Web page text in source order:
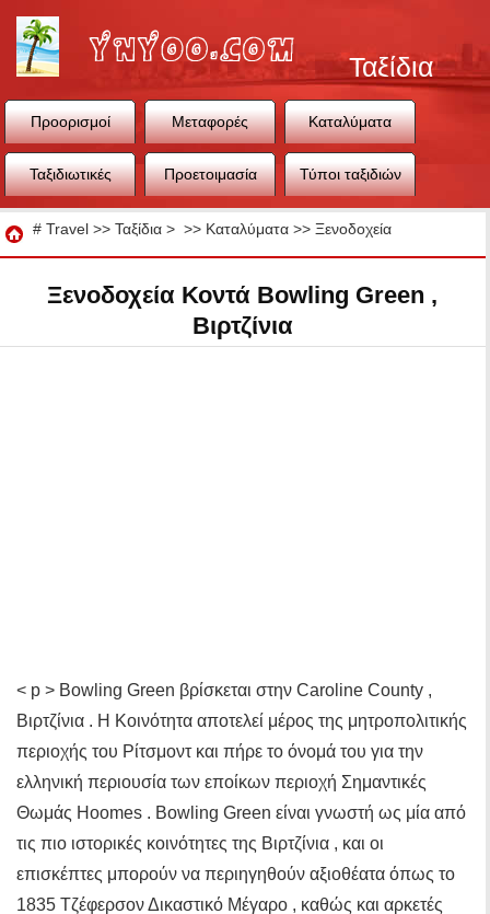
Ταξίδια
Προορισμοί Μεταφορές Καταλύματα
Ταξιδιωτικές Προετοιμασία Τύποι ταξιδιών
Ταξίδια
# Travel >> Ταξίδια > >> Καταλύματα >> Ξενοδοχεία
Ξενοδοχεία Κοντά Bowling Green ,
Βιρτζίνια
< p > Bowling Green βρίσκεται στην Caroline County ,
Βιρτζίνια . Η Κοινότητα αποτελεί μέρος της μητροπολιτικής
περιοχής του Ρίτσμοντ και πήρε το όνομά του για την
ελληνική περιουσία των εποίκων περιοχή Σημαντικές
Θωμάς Hoomes . Bowling Green είναι γνωστή ως μία από
τις πιο ιστορικές κοινότητες της Βιρτζίνια , και οι
επισκέπτες μπορούν να περιηγηθούν αξιοθέατα όπως το
1835 Τζέφερσον Δικαστικό Μέγαρο , καθώς και αρκετές